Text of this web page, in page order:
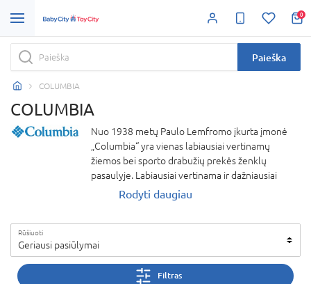
0
Paieška
COLUMBIA
COLUMBIA
Nuo 1938 metų Paulo Lemfromo įkurta įmonė
„Columbia“ yra vienas labiausiai vertinamų
žiemos bei sporto drabužių prekės ženklų
pasaulyje. Labiausiai vertinama ir dažniausiai
parduodama „Columbia“ prekė – su niekuo
vaikams. Patys kūrėjai teigia, kad jų parduodamos
prekės skirtos vaikščioti, žvejoti, medžioti,
slidinėti, stovyklauti, kopti į kalnus, žaisti golfą,
Rodyti daugiau
Rūšiuoti
Geriausi pasiūlymai
Filtras